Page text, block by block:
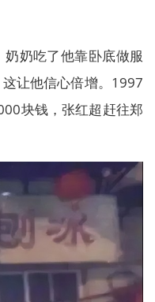
奶吃了他靠卧底做服
让他信心倍增。1997
块钱，张红超赶往郑